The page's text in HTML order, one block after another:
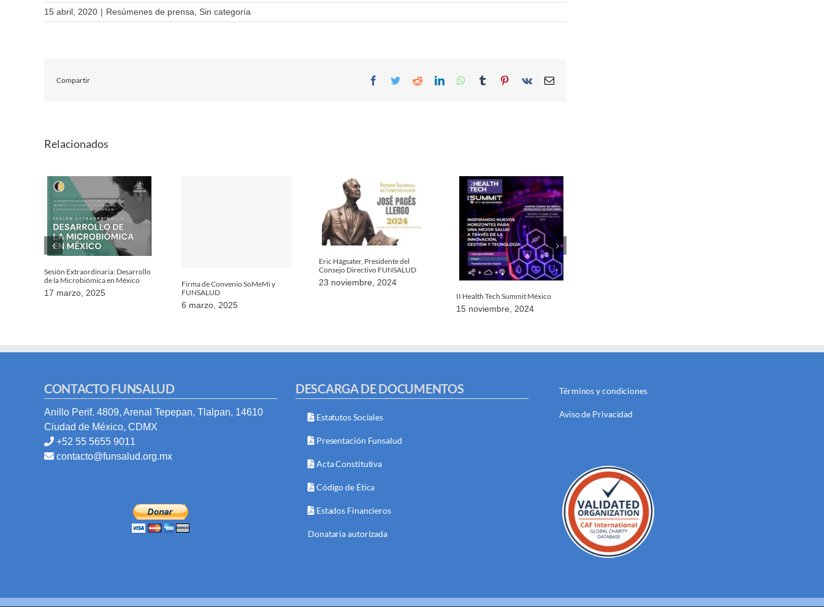
15 abril, 2020 | Resúmenes de prensa Sin categoría
Compartir Facebook
TwitterRedditLinkedInWhatsApp
Tumblr Pinterest
Vk Email
Relacionados
Sesión Extraordinaria: Desarrollo
de la Microbiómica en México
17 marzo, 2025
Firma de Convenio SoMeMi y
FUNSALUD
6 marzo, 2025
Eric Hágsater, Presidente del
Consejo Directivo FUNSALUD
23 noviembre, 2024
II Health Tech Summit México
15 noviembre, 2024
CONTACTO FUNSALUD
Anillo Perif. 4809, Arenal Tepepan, Tlalpan, 14610
Ciudad de México, CDMX
+52 55 5655 9011
contacto@funsalud.org.mx
DESCARGA DE DOCUMENTOS
Estatutos Sociales
Presentación Funsalud
Acta Constitutiva
Código de Ética
Estados Financieros
Donataria autorizada
Términos y condiciones
Aviso de Privacidad